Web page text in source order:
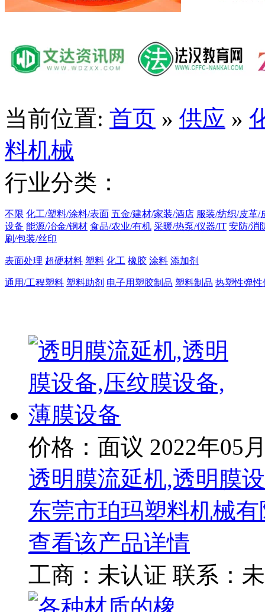
当前位置: 首页 » 供应 »
料机械
行业分类：
不限 化工/塑料/涂料/表面 五金/建材/家装/酒店 服装/纺织/皮革/
设备 能源/冶金/钢材 食品/农业/有机 采暖/热泵/仪器/IT 安防/消
刷/包装/丝印
表面处理 超硬材料 塑料 化工 橡胶 涂料 添加剂
通用/工程塑料 塑料助剂 电子用塑胶制品 塑料制品 热塑性弹性
价格：面议 2022年05
透明膜流延机,透明膜
东莞市珀玛塑料机械
查看该产品详情
工商： 未认证 联系：